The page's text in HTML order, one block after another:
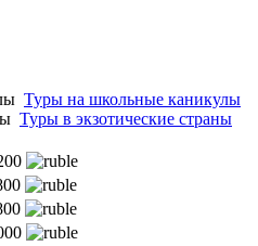
Туры на школьные каникулы
Туры в экзотические страны